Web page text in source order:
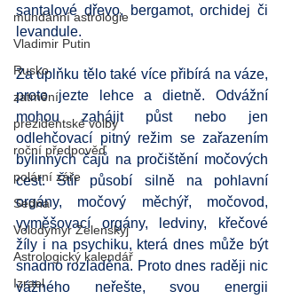
mundánní astrologie
Vladimir Putin
Rusko
zatmění
prezidentské volby
roční předpověď
polární záře
Sedna
Volodymyr Zelenskyj
Astrologický kalendář
Izrael
santalové dřevo, bergamot, orchidej či
levandule.
Za úplňku tělo také více přibírá na váze,
proto jezte lehce a dietně. Odvážní
mohou zahájit půst nebo jen
odlehčovací pitný režim se zařazením
bylinných čajů na pročištění močových
cest. Štír působí silně na pohlavní
orgány, močový měchýř, močovod,
vyměšovací orgány, ledviny, křečové
žíly i na psychiku, která dnes může být
snadno rozladěna. Proto dnes raději nic
vážného neřešte, svou energii